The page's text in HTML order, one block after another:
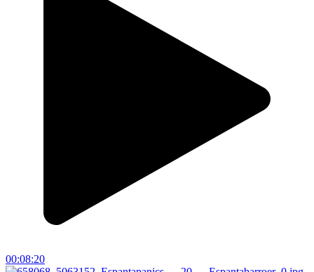
00:08:20